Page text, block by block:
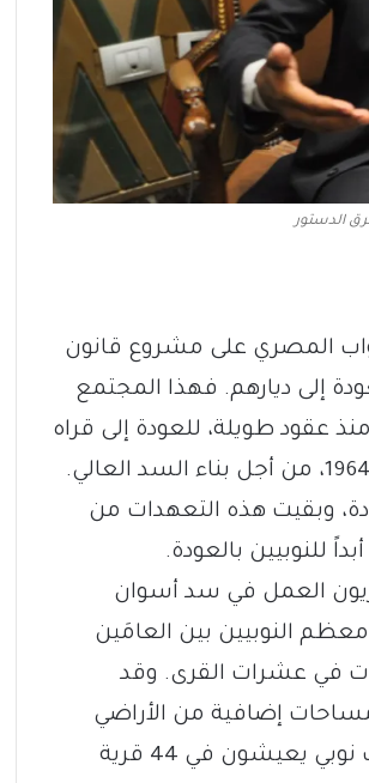
الدستور
المصري على مشروع قانون
إلى ديارهم. فهذا المجتمع
منذ عقود طويلة، للعودة إلى قراه
الأصلية، منذ التهجير الجماعي الذي فُرِض عليه في العام 1964، من أجل بناء السد العالي.
وبقيت هذه التعهدات من
للنوبيين بالعودة.
1902، عندما بدأ المصريون العمل في سد أسوان
النوبيين بين العامَين
في عشرات القرى. وقد
إضافية من الأراضي
على ضفاف نهر النيل، ما دفعها إلى إخراج وتهجير 135 ألف نوبي يعيشون في 44 قرية